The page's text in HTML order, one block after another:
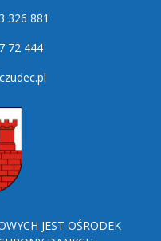
326 881
72 444
JEST OŚRODEK